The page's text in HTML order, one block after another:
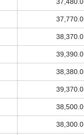
37,770.0
38,370.0
39,390.0
38,380.0
39,370.0
38,500.0
38,300.0